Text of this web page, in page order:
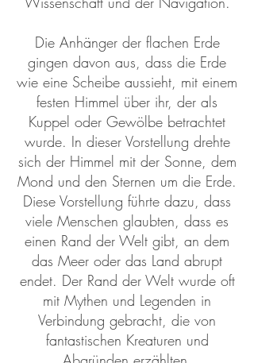
Die Anhänger der flachen Erde
gingen davon aus, dass die Erde
wie eine Scheibe aussieht, mit einem
festen Himmel über ihr, der als
Kuppel oder Gewölbe betrachtet
wurde. In dieser Vorstellung drehte
sich der Himmel mit der Sonne, dem
Mond und den Sternen um die Erde.
Diese Vorstellung führte dazu, dass
viele Menschen glaubten, dass es
einen Rand der Welt gibt, an dem
das Meer oder das Land abrupt
endet. Der Rand der Welt wurde oft
mit Mythen und Legenden in
Verbindung gebracht, die von
fantastischen Kreaturen und